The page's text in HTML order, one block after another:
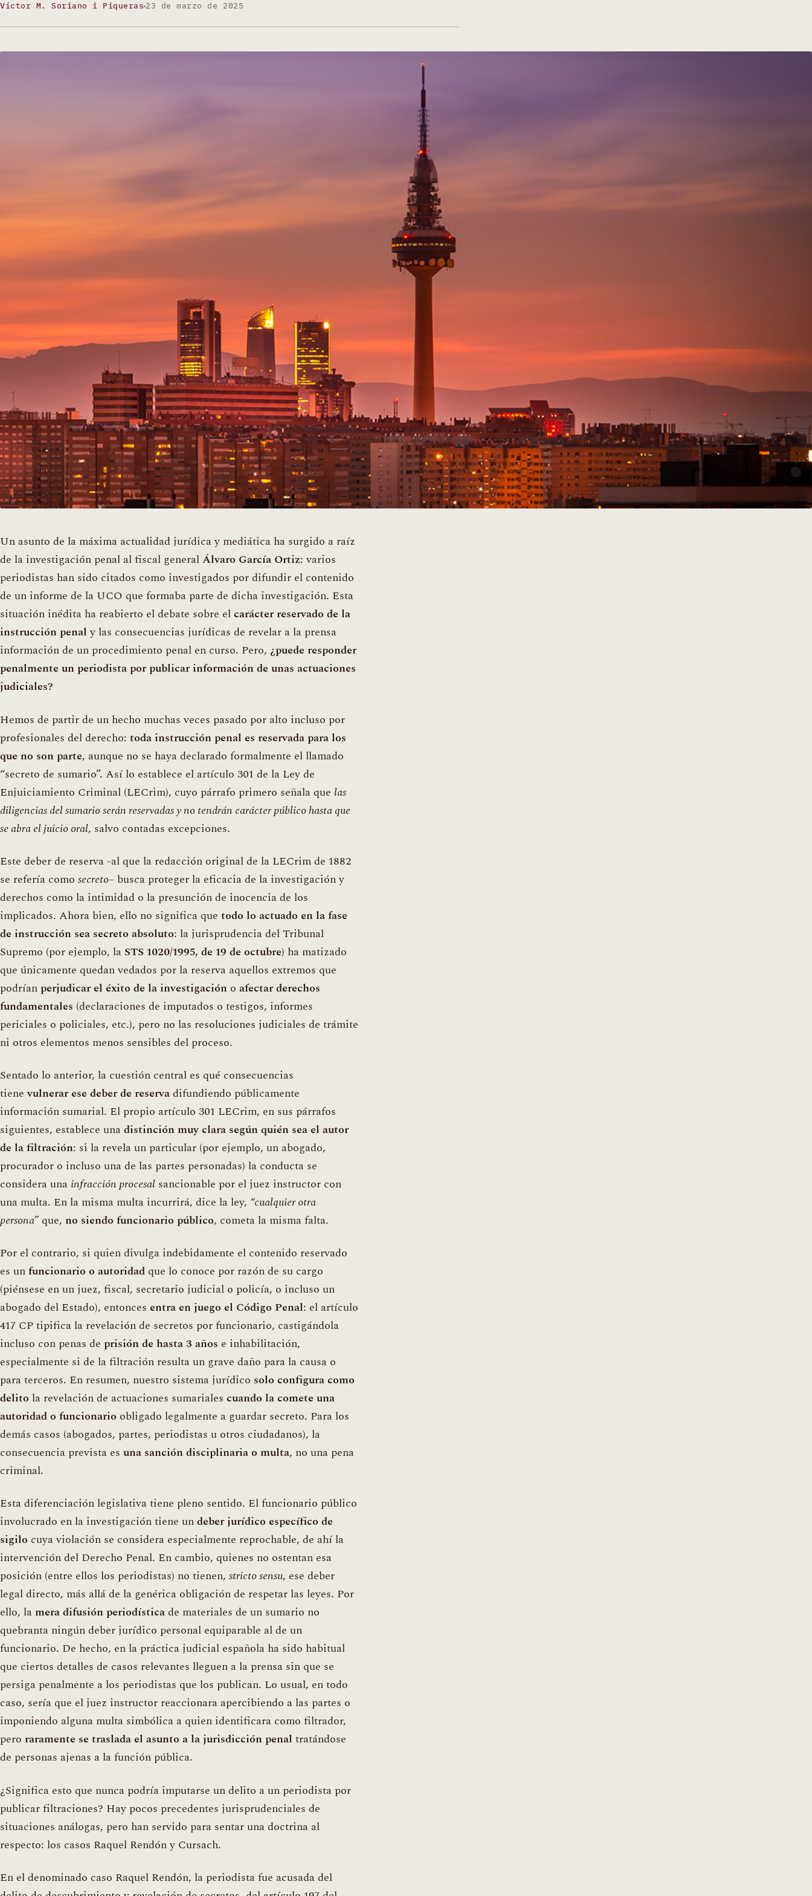
Víctor M. Soriano i Piqueras 23 de marzo de 2025
Un asunto de la máxima actualidad jurídica y mediática ha surgido a raíz
de la investigación penal al fiscal generalÁlvaro García Ortiz: varios
periodistas han sido citados como investigados por difundir el contenido
de un informe de la UCO que formaba parte de dicha investigación. Esta
situación inédita ha reabierto el debate sobre elcarácter reservado de la
instrucción penaly las consecuencias jurídicas de revelar a la prensa
información de un procedimiento penal en curso. Pero, ¿puede responder
penalmente un periodista por publicar información de unas actuaciones
judiciales?
Hemos de partir de un hecho muchas veces pasado por alto incluso por
profesionales del derecho: toda instrucción penal es reservada para los
que no son parte, aunque no se haya declarado formalmente el llamado
“secreto de sumario”. Así lo establece el artículo 301 de la Ley de
Enjuiciamiento Criminal (LECrim), cuyo párrafo primero señala que las
diligencias del sumario serán reservadas y no tendrán carácter público hasta que
se abra el juicio oral, salvo contadas excepciones.
Este deber de reserva -al que la redacción original de la LECrim de 1882
se refería como secreto– busca proteger la eficacia de la investigación y
derechos como la intimidad o la presunción de inocencia de los
implicados. Ahora bien, ello no significa que todo lo actuado en la fase
de instrucción sea secreto absoluto: la jurisprudencia del Tribunal
Supremo (por ejemplo, la STS 1020/1995, de 19 de octubre) ha matizado
que únicamente quedan vedados por la reserva aquellos extremos que
podrían perjudicar el éxito de la investigación o afectar derechos
fundamentales (declaraciones de imputados o testigos, informes
periciales o policiales, etc.), pero no las resoluciones judiciales de trámite
ni otros elementos menos sensibles del proceso.
Sentado lo anterior, la cuestión central es qué consecuencias
tienevulnerar ese deber de reservadifundiendo públicamente
información sumarial. El propio artículo 301 LECrim, en sus párrafos
siguientes, establece unadistinción muy clara según quién sea el autor
de la filtración: si la revela un particular (por ejemplo, un abogado,
procurador o incluso una de las partes personadas) la conducta se
considera una infracción procesal sancionable por el juez instructor con
una multa. En la misma multa incurrirá, dice la ley, “cualquier otra
persona”que, no siendo funcionario público, cometa la misma falta.
Por el contrario, si quien divulga indebidamente el contenido reservado
es unfuncionario o autoridadque lo conoce por razón de su cargo
(piénsese en un juez, fiscal, secretario judicial o policía, o incluso un
abogado del Estado), entonces entra en juego el Código Penal: el artículo
417 CP tipifica la revelación de secretos por funcionario, castigándola
incluso con penas de prisión de hasta 3 años e inhabilitación,
especialmente si de la filtración resulta un grave daño para la causa o
para terceros. En resumen, nuestro sistema jurídico solo configura como
delito la revelación de actuaciones sumariales cuando la comete una
autoridad o funcionario obligado legalmente a guardar secreto. Para los
demás casos (abogados, partes, periodistas u otros ciudadanos), la
consecuencia prevista es una sanción disciplinaria o multa, no una pena
criminal.
Esta diferenciación legislativa tiene pleno sentido. El funcionario público
involucrado en la investigación tiene undeber jurídico específico de
sigilo cuya violación se considera especialmente reprochable, de ahí la
intervención del Derecho Penal. En cambio, quienes no ostentan esa
posición (entre ellos los periodistas) no tienen, stricto sensu, ese deber
legal directo, más allá de la genérica obligación de respetar las leyes. Por
ello, lamera difusión periodísticade materiales de un sumario no
quebranta ningún deber jurídico personal equiparable al de un
funcionario. De hecho, en la práctica judicial española ha sido habitual
que ciertos detalles de casos relevantes lleguen a la prensa sin que se
persiga penalmente a los periodistas que los publican. Lo usual, en todo
caso, sería que el juez instructor reaccionara apercibiendo a las partes o
imponiendo alguna multa simbólica a quien identificara como filtrador,
pero raramente se traslada el asunto a la jurisdicción penal tratándose
de personas ajenas a la función pública.
¿Significa esto que nunca podría imputarse un delito a un periodista por
publicar filtraciones? Hay pocos precedentes jurisprudenciales de
situaciones análogas, pero han servido para sentar una doctrina al
respecto: los casos Raquel Rendón y Cursach.
En el denominado caso Raquel Rendón, la periodista fue acusada del